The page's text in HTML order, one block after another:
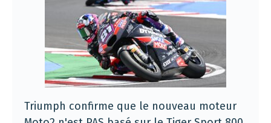
Triumph confirme que le nouveau moteur